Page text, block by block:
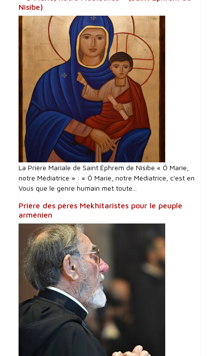
Nisibe)
La Prière Mariale de Saint Éphrem de Nisibe « Ô Marie,
notre Médiatrice » : « Ô Marie, notre Médiatrice, c'est en
Vous que le genre humain met toute...
Prière des pères Mekhitaristes pour le peuple
arménien